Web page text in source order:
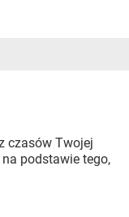
czasów Twojej
podstawie tego,